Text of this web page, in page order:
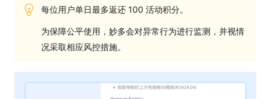
共
享
与
限
每位用户单日最多返还 100 活动积分。
为保障公平使用，妙多会对异常行为进行监测，并视情
况采取相应风控措施。